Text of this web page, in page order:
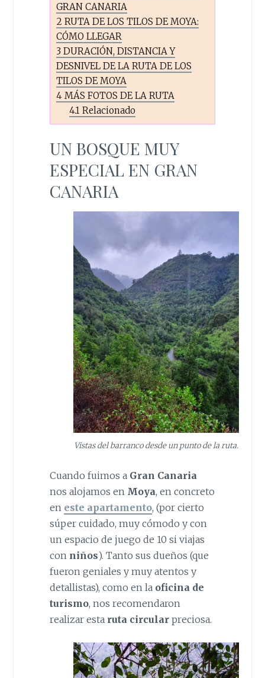
GRAN CANARIA
2 RUTA DE LOS TILOS DE MOYA:
CÓMO LLEGAR
3 DURACIÓN, DISTANCIA Y
DESNIVEL DE LA RUTA DE LOS
TILOS DE MOYA
4MÁS FOTOS DE LA RUTA
4.1 Relacionado
UN BOSQUE MUY
ESPECIAL EN GRAN
CANARIA
Vistas del barranco desde un punto de la ruta.
Cuando fuimos a Gran Canaria
nos alojamos en Moya, en concreto
en este apartamento, (por cierto
súper cuidado, muy cómodo y con
un espacio de juego de 10 si viajas
con niños). Tanto sus dueños (que
fueron geniales y muy atentos y
detallistas), como en la oficina de
turismo, nos recomendaron
realizar esta ruta circularpreciosa.